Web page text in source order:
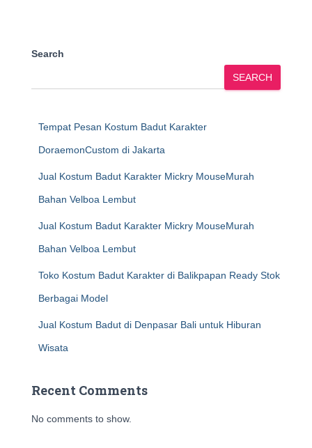
Search
SEARCH
Tempat Pesan Kostum Badut Karakter
DoraemonCustom di Jakarta
Jual Kostum Badut Karakter Mickry MouseMurah
Bahan Velboa Lembut
Jual Kostum Badut Karakter Mickry MouseMurah
Bahan Velboa Lembut
Toko Kostum Badut Karakter di Balikpapan Ready Stok
Berbagai Model
Jual Kostum Badut di Denpasar Bali untuk Hiburan
Wisata
Recent Comments
No comments to show.